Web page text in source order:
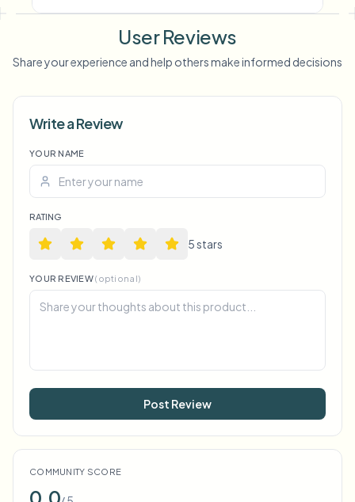
User Reviews
Share your experience and help others make informed decisions
Write a Review
YOUR NAME
RATING
5stars
YOUR REVIEW(optional)
Post Review
COMMUNITY SCORE
0.0